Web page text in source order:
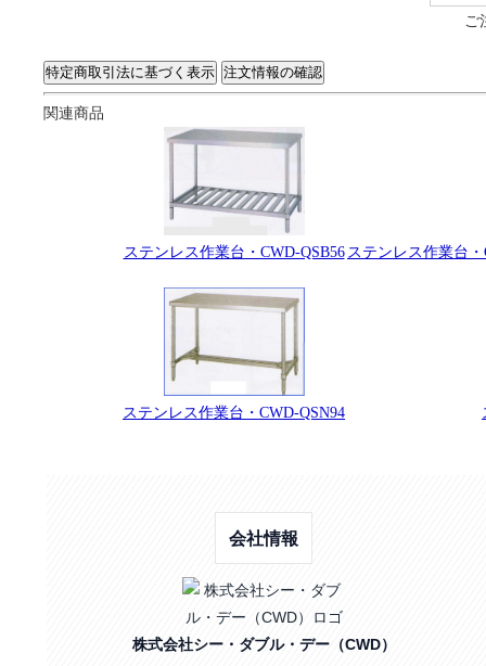
ご
関連商品
ステンレス作業台・CWD-QSB56 ステンレス作業台
ステンレス作業台・CWD-QSN94
会社情報
株式会社シー・ダブル・デー（CWD）